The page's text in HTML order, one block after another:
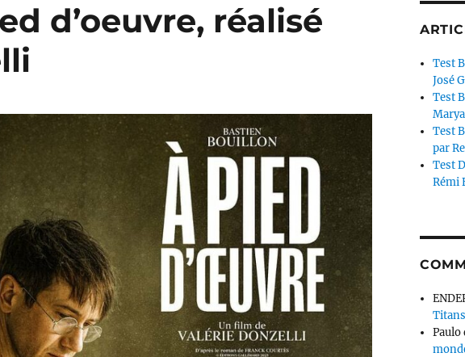
d’oeuvre, réalisé
Test
José
Test
Test
par
Test
Rémi
Paulo